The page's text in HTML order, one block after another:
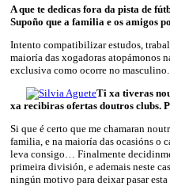
A que te dedicas fora da pista de
Supoño que a familia e os amigos
Intento compatibilizar estudos,
maioría das xogadoras atopámonos
exclusiva como ocorre no masculino.
Ti xa tiveras
xa recibiras ofertas doutros clubs.
Si que é certo que me chamaran
familia, e na maioría das ocasións o
leva consigo… Finalmente
primeira división, e ademais neste
ningún motivo para deixar pasar esta